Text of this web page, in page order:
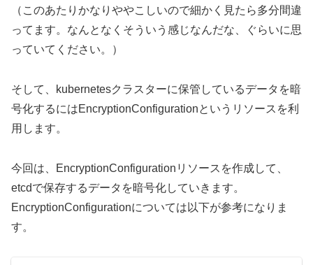
（このあたりかなりややこしいので細かく見たら多分間違
ってます。なんとなくそういう感じなんだな、ぐらいに思
っていてください。）
そして、kubernetesクラスターに保管しているデータを暗
号化するにはEncryptionConfigurationというリソースを利
用します。
今回は、EncryptionConfigurationリソースを作成して、
etcdで保存するデータを暗号化していきます。
EncryptionConfigurationについては以下が参考になりま
す。